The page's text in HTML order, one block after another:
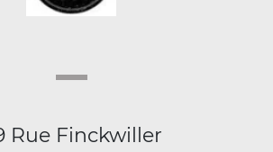
Rue Finckwiller